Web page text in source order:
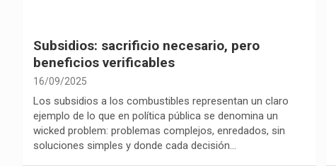
Subsidios: sacrificio necesario, pero
beneficios verificables
16/09/2025
Los subsidios a los combustibles representan un claro
ejemplo de lo que en política pública se denomina un
wicked problem: problemas complejos, enredados, sin
soluciones simples y donde cada decisión…